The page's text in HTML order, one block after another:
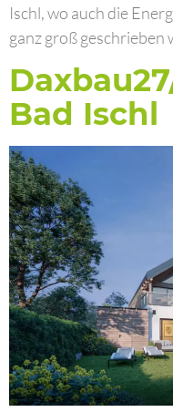
Ischl, wo auch die
ganz groß geschrieben
Bad Ischl